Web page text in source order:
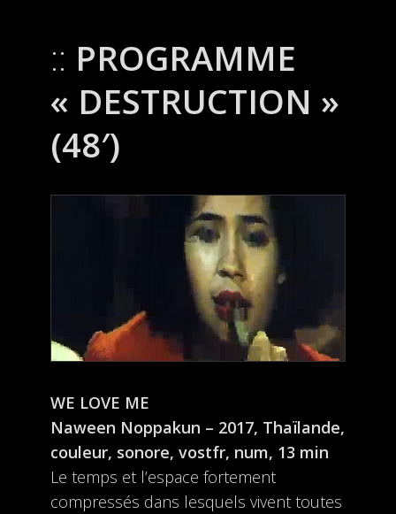
PROGRAMME
« DESTRUCTION »
(48′)
WE LOVE ME
Naween Noppakun – 2017, Thaïlande,
couleur, sonore, vostfr, num, 13 min
Le temps et l’espace fortement
compressés dans lesquels vivent toutes